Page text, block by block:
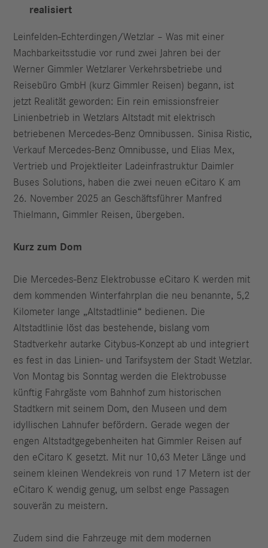
realisiert
Leinfelden-Echterdingen/Wetzlar – Was mit einer
Machbarkeitsstudie vor rund zwei Jahren bei der
Werner Gimmler Wetzlarer Verkehrsbetriebe und
Reisebüro GmbH (kurz Gimmler Reisen) begann, ist
jetzt Realität geworden: Ein rein emissionsfreier
Linienbetrieb in Wetzlars Altstadt mit elektrisch
betriebenen Mercedes-Benz Omnibussen. Sinisa Ristic,
Verkauf Mercedes‑Benz Omnibusse, und Elias Mex,
Vertrieb und Projektleiter Ladeinfrastruktur Daimler
Buses Solutions, haben die zwei neuen eCitaro K am
26. November 2025 an Geschäftsführer Manfred
Thielmann, Gimmler Reisen, übergeben.
Kurz zum Dom
Die Mercedes-Benz Elektrobusse eCitaro K werden mit
dem kommenden Winterfahrplan die neu benannte, 5,2
Kilometer lange „Altstadtlinie“ bedienen. Die
Altstadtlinie löst das bestehende, bislang vom
Stadtverkehr autarke Citybus-Konzept ab und integriert
es fest in das Linien- und Tarifsystem der Stadt Wetzlar.
Von Montag bis Sonntag werden die Elektrobusse
künftig Fahrgäste vom Bahnhof zum historischen
Stadtkern mit seinem Dom, den Museen und dem
idyllischen Lahnufer befördern. Gerade wegen der
engen Altstadtgegebenheiten hat Gimmler Reisen auf
den eCitaro K gesetzt. Mit nur 10,63 Meter Länge und
seinem kleinen Wendekreis von rund 17 Metern ist der
eCitaro K wendig genug, um selbst enge Passagen
souverän zu meistern.
Zudem sind die Fahrzeuge mit dem modernen